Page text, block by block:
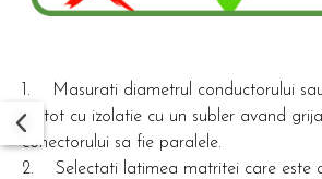
1. Masurati diametrul conductorului
cu tot cu izolatie cu un subler avand
conectorului sa fie paralele.
2. Selectati latimea matritei care este